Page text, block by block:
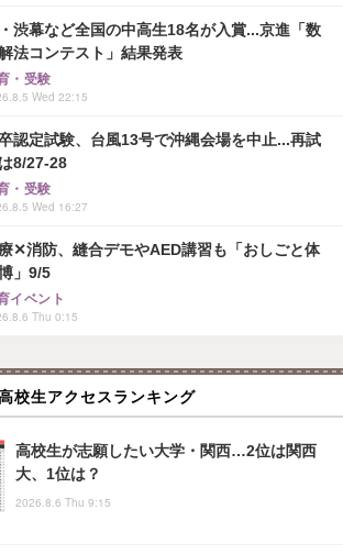
渋幕など全国の中高生18名が入賞...京進「数
法コンテスト」結果発表
・受験
Wed 22:15
認定試験、台風13号で沖縄会場を中止...再試
8/27-28
・受験
Wed 16:27
✕消防、縫合デモやAED講習も「おしごと体
」9/5
イベント
Thu 0:15
校生アクセスランキング
高校生が志願したい大学・関西…2位は関西
大、1位は？
2026.8.6 Thu 9:15